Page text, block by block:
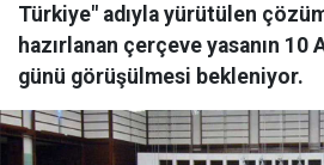
Türkiye" adıyla yürütülen
hazırlanan çerçeve yasanın
günü görüşülmesi bekleniyor.